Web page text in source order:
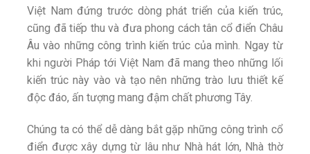
Việt Nam đứng trước dòng phát triển của kiến trúc,
cũng đã tiếp thu và đưa phong cách tân cổ điển Châu
Âu vào những công trình kiến trúc của mình. Ngay từ
khi người Pháp tới Việt Nam đã mang theo những lối
kiến trúc này vào và tạo nên những trào lưu thiết kế
độc đáo, ấn tượng mang đậm chất phương Tây.
Chúng ta có thể dễ dàng bắt gặp những công trình cổ
điển được xây dựng từ lâu như Nhà hát lớn, Nhà thờ